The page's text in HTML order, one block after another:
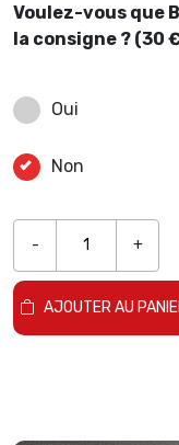
Voulez-vous que
la consigne ? (30
Oui
Non
- +
AJOUTER AU